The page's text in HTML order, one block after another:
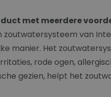
met meerdere
zoutwatersysteem van
manier. Het
rode ogen,
gezien, helpt het